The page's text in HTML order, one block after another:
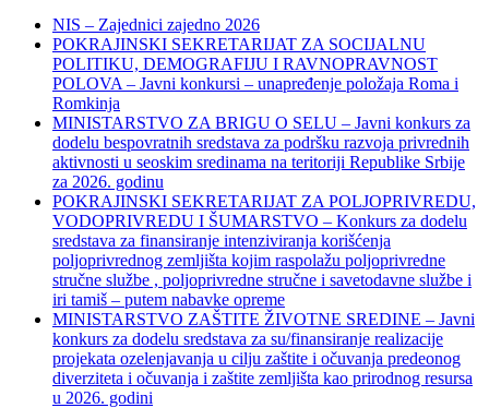
NIS – Zajednici zajedno 2026
POKRAJINSKI SEKRETARIJAT ZA SOCIJALNU
POLITIKU, DEMOGRAFIJU I RAVNOPRAVNOST
POLOVA – Javni konkursi – unapređenje položaja Roma i
Romkinja
MINISTARSTVO ZA BRIGU O SELU – Javni konkurs za
dodelu bespovratnih sredstava za podršku razvoja privrednih
aktivnosti u seoskim sredinama na teritoriji Republike Srbije
za 2026. godinu
POKRAJINSKI SEKRETARIJAT ZA POLJOPRIVREDU,
VODOPRIVREDU I ŠUMARSTVO – Konkurs za dodelu
sredstava za finansiranje intenziviranja korišćenja
poljoprivrednog zemljišta kojim raspolažu poljoprivredne
stručne službe , poljoprivredne stručne i savetodavne službe i
iri tamiš ‒ putem nabavke opreme
MINISTARSTVO ZAŠTITE ŽIVOTNE SREDINE – Javni
konkurs za dodelu sredstava za su/finansiranje realizacije
projekata ozelenjavanja u cilju zaštite i očuvanja predeonog
diverziteta i očuvanja i zaštite zemljišta kao prirodnog resursa
u 2026. godini